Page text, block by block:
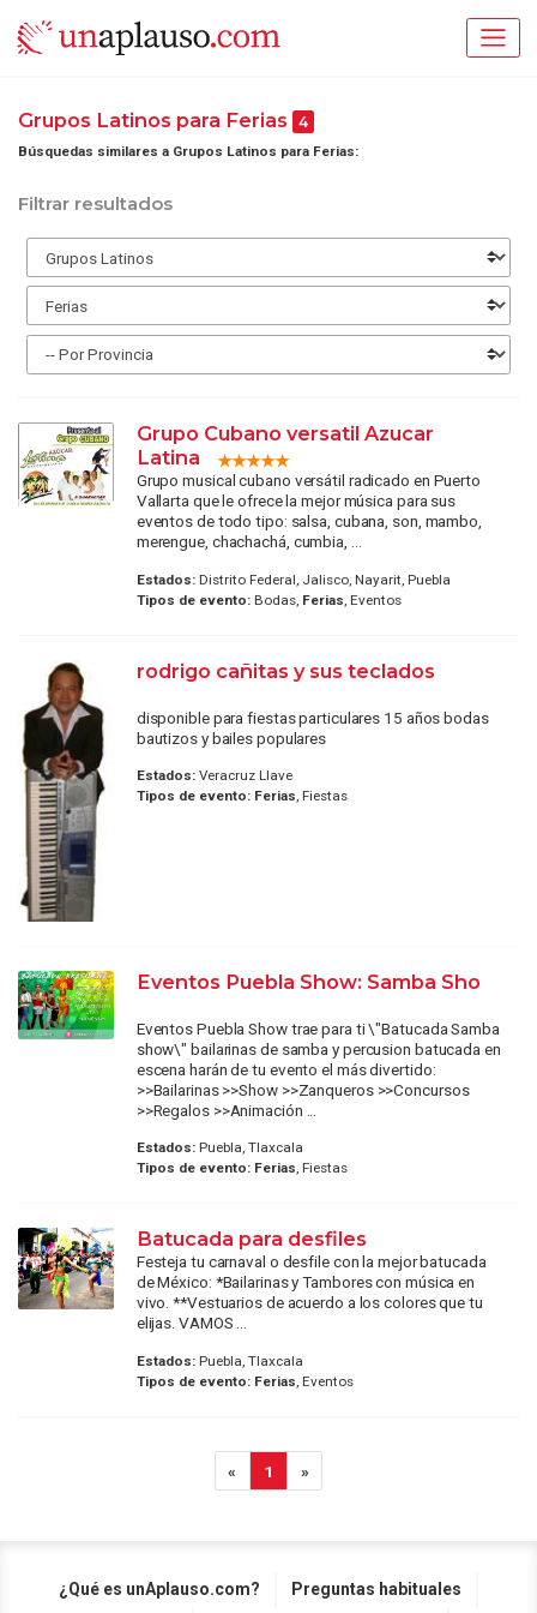
Grupos Latinos para Ferias 4
Búsquedas similares a Grupos Latinos para Ferias:
Filtrar resultados
Grupo Cubano versatil Azucar
Latina
Grupo musical cubano versátil radicado en Puerto
Vallarta que le ofrece la mejor música para sus
eventos de todo tipo: salsa, cubana, son, mambo,
merengue, chachachá, cumbia, ...
Estados:Distrito Federal, Jalisco, Nayarit, Puebla
Tipos de evento:Bodas, Ferias, Eventos
rodrigo cañitas y sus teclados
disponible para fiestas particulares 15 años bodas
bautizos y bailes populares
Estados:Veracruz Llave
Tipos de evento: Ferias, Fiestas
Eventos Puebla Show: Samba Sho
Eventos Puebla Show trae para ti \"Batucada Samba
show\" bailarinas de samba y percusion batucada en
escena harán de tu evento el más divertido:
>>Bailarinas >>Show >>Zanqueros >>Concursos
>>Regalos >>Animación ...
Estados:Puebla, Tlaxcala
Tipos de evento: Ferias, Fiestas
Batucada para desfiles
Festeja tu carnaval o desfile con la mejor batucada
de México: *Bailarinas y Tambores con música en
vivo. **Vestuarios de acuerdo a los colores que tu
elijas. VAMOS ...
Estados:Puebla, Tlaxcala
Tipos de evento: Ferias , Eventos
« 1 »
¿Qué es unAplauso.com? Preguntas habituales